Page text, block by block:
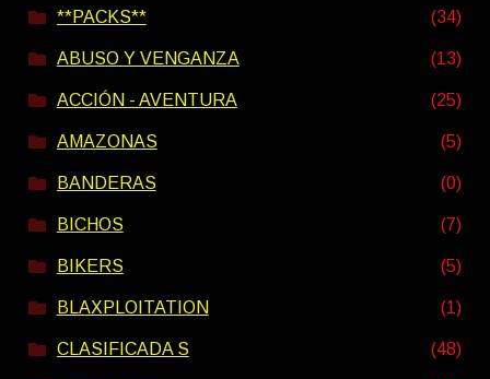
**PACKS** (34)
ABUSO Y VENGANZA (13)
ACCIÓN - AVENTURA (25)
AMAZONAS (5)
BANDERAS (0)
BICHOS (7)
BIKERS (5)
BLAXPLOITATION (1)
CLASIFICADA S (48)